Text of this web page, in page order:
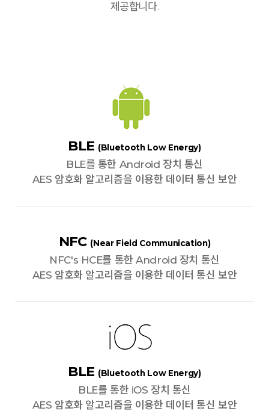
제공합니다.
BLE (Bluetooth Low Energy)
BLE를 통한 Android 장치 통신
AES 암호화 알고리즘을 이용한 데이터 통신 보안
NFC (Near Field Communication)
NFC's HCE를 통한 Android 장치 통신
AES 암호화 알고리즘을 이용한 데이터 통신 보안
BLE (Bluetooth Low Energy)
BLE를 통한 iOS 장치 통신
AES 암호화 알고리즘을 이용한 데이터 통신 보안